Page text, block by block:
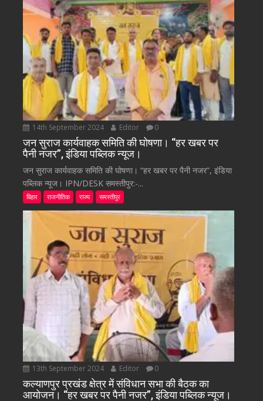
14th September 2024 Editor 0
जन सुराज कार्यवाहक समिति की घोषणा। “हर खबर पर
पैनी नजर”, इंडिया पब्लिक न्यूज।
जन सुराज कार्यवाहक समिति की घोषणा। “हर खबर पर पैनी नजर”, इंडिया
पब्लिक न्यूज। IPN/DESK समस्तीपुर:-...
बिहार राजनीतिक राज्य समस्तीपुर
13th September 2024 Editor 0
कल्याणपुर प्रखंड क्षेत्र में संविधान सभा की बैठक का
आयोजन। “हर खबर पर पैनी नजर”, इंडिया पब्लिक न्यूज।